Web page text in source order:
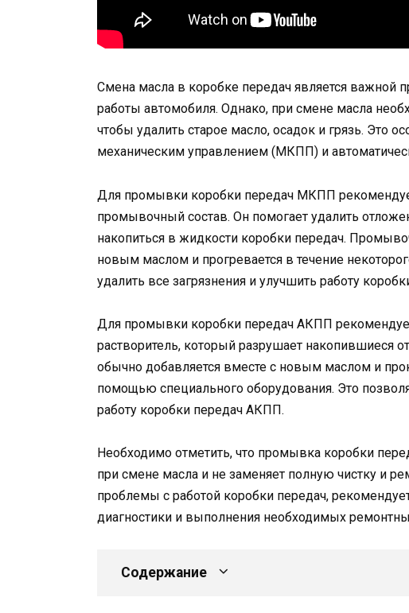
Смена масла в коробке передач является важной
работы автомобиля. Однако, при смене масла
чтобы удалить старое масло, осадок и грязь. Это
механическим управлением (МКПП) и
Для промывки коробки передач МКПП
промывочный состав. Он помогает удалить
накопиться в жидкости коробки передач.
новым маслом и прогревается в течение
удалить все загрязнения и улучшить работу
Для промывки коробки передач АКПП
растворитель, который разрушает накопившиеся
обычно добавляется вместе с новым маслом и
помощью специального оборудования. Это
работу коробки передач АКПП.
Необходимо отметить, что промывка коробки
при смене масла и не заменяет полную чистку и
проблемы с работой коробки передач,
диагностики и выполнения необходимых
Содержание